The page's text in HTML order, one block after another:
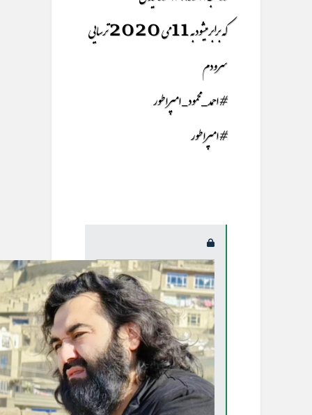
که برابر میشود به 11می 2020 ترسایی
سرودم
#احمد_محمود_امپراطور
#امپراطور